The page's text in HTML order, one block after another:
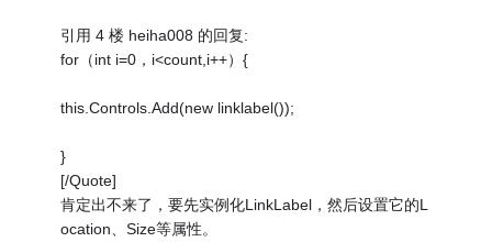
引用 4 楼 heiha008 的回复:
for（int i=0，i<count,i++）{
this.Controls.Add(new linklabel());
}
[/Quote]
肯定出不来了，要先实例化LinkLabel，然后设置它的L
ocation、Size等属性。